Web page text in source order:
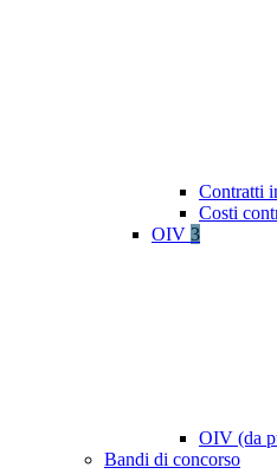
Contratti
Costi
OIV 3
OIV (da
Bandi di concorso